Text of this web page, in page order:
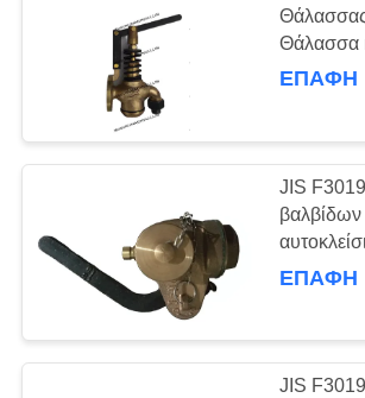
Δίπλωμα DIN
Βαλβίδες
χυτοσιδήρου
ΔΙΝ βαλβίδα
χυτοχάλυβα
Θάλασσα
πετρελαίου
ΕΠΑΦΉ
JIS
βαλβίδων
για
για την
ΕΠΑΦΉ
JIS